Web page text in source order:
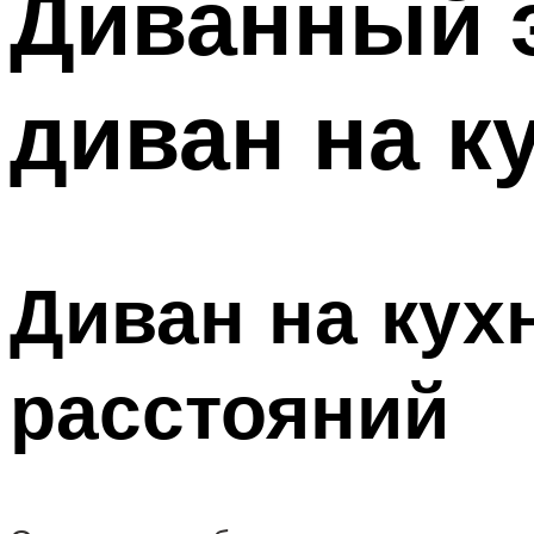
диван на
Диван на
расстояний